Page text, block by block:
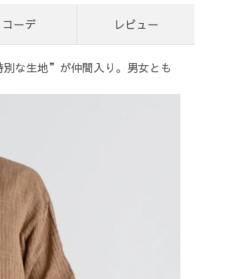
コーデ レビュー
な生地”が仲間入り。男女とも